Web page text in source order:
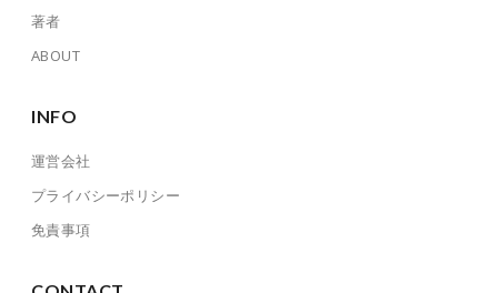
著者
ABOUT
INFO
運営会社
プライバシーポリシー
免責事項